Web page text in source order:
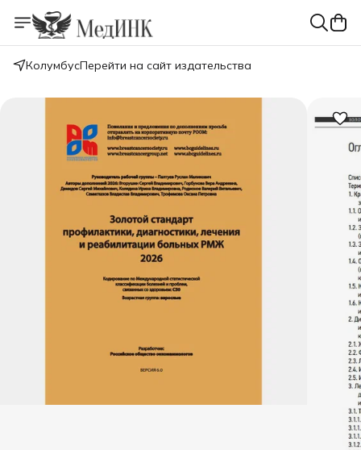
КолумбусПерейти на сайт издательства